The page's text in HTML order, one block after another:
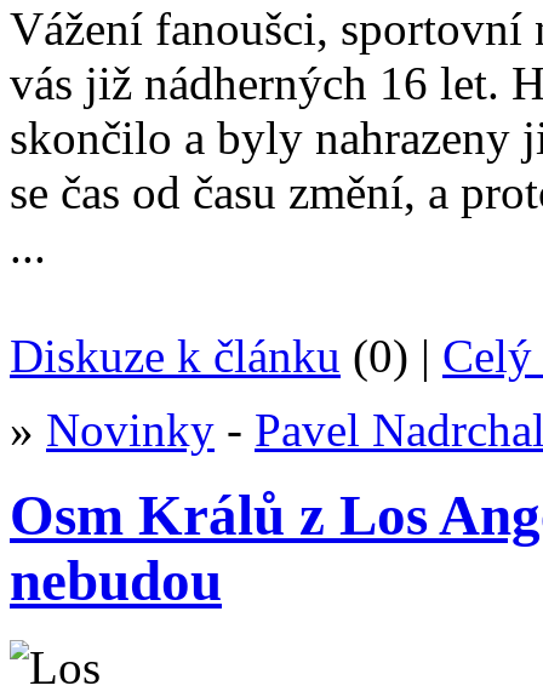
Vážení fanoušci,
vás již nádherných 16 let.
skončilo a byly nahrazeny
se čas od času změní, a
...
Diskuze k článku (0) | Celý
» Novinky - Pavel
Osm Králů z Los
nebudou